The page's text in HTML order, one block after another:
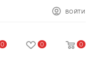
ВОЙТИ
0 0 0